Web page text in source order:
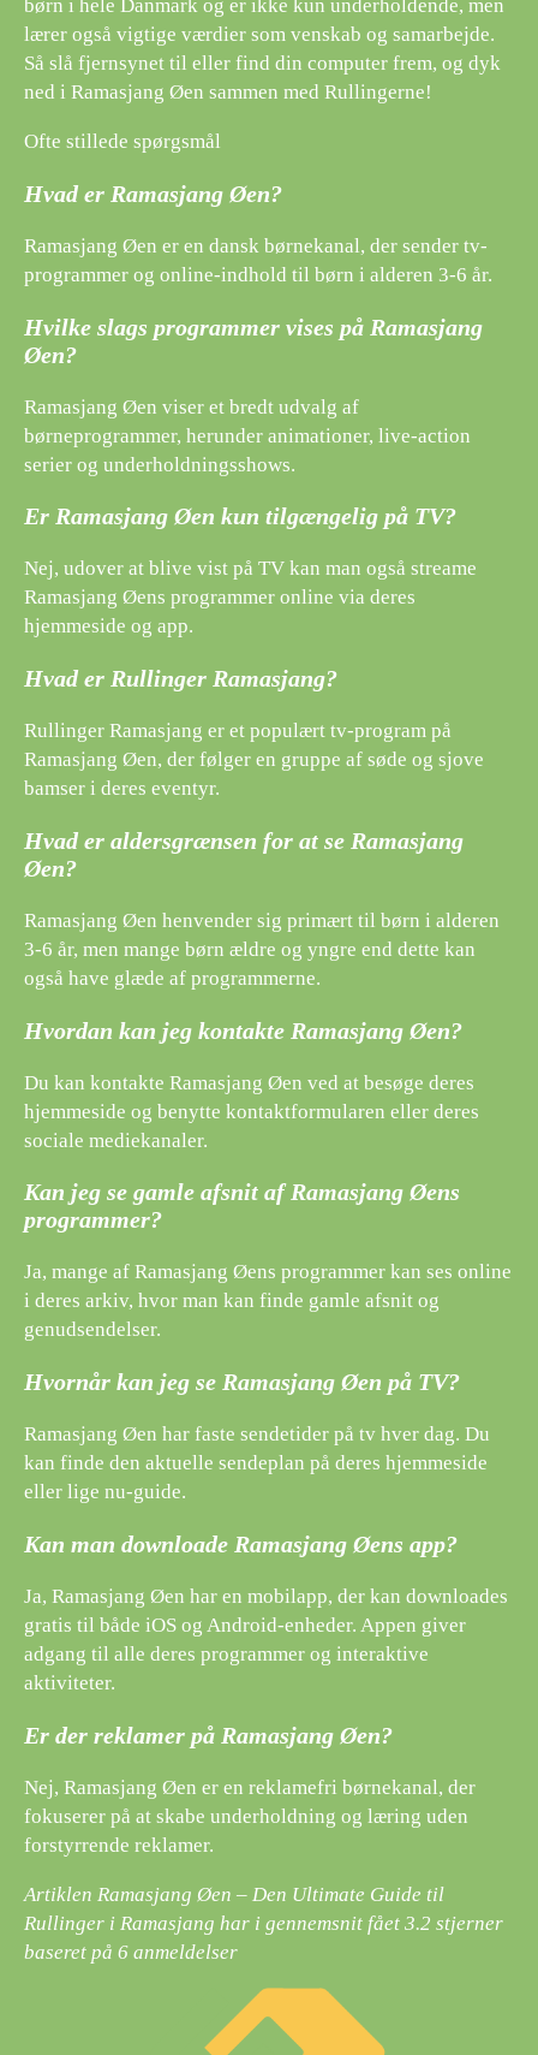
børn i hele Danmark og er ikke kun underholdende, men
lærer også vigtige værdier som venskab og samarbejde.
Så slå fjernsynet til eller find din computer frem, og dyk
ned i Ramasjang Øen sammen med Rullingerne!
Ofte stillede spørgsmål
Hvad er Ramasjang Øen?
Ramasjang Øen er en dansk børnekanal, der sender tv-
programmer og online-indhold til børn i alderen 3-6 år.
Hvilke slags programmer vises på Ramasjang
Øen?
Ramasjang Øen viser et bredt udvalg af
børneprogrammer, herunder animationer, live-action
serier og underholdningsshows.
Er Ramasjang Øen kun tilgængelig på TV?
Nej, udover at blive vist på TV kan man også streame
Ramasjang Øens programmer online via deres
hjemmeside og app.
Hvad er Rullinger Ramasjang?
Rullinger Ramasjang er et populært tv-program på
Ramasjang Øen, der følger en gruppe af søde og sjove
bamser i deres eventyr.
Hvad er aldersgrænsen for at se Ramasjang
Øen?
Ramasjang Øen henvender sig primært til børn i alderen
3-6 år, men mange børn ældre og yngre end dette kan
også have glæde af programmerne.
Hvordan kan jeg kontakte Ramasjang Øen?
Du kan kontakte Ramasjang Øen ved at besøge deres
hjemmeside og benytte kontaktformularen eller deres
sociale mediekanaler.
Kan jeg se gamle afsnit af Ramasjang Øens
programmer?
Ja, mange af Ramasjang Øens programmer kan ses online
i deres arkiv, hvor man kan finde gamle afsnit og
genudsendelser.
Hvornår kan jeg se Ramasjang Øen på TV?
Ramasjang Øen har faste sendetider på tv hver dag. Du
kan finde den aktuelle sendeplan på deres hjemmeside
eller lige nu-guide.
Kan man downloade Ramasjang Øens app?
Ja, Ramasjang Øen har en mobilapp, der kan downloades
gratis til både iOS og Android-enheder. Appen giver
adgang til alle deres programmer og interaktive
aktiviteter.
Er der reklamer på Ramasjang Øen?
Nej, Ramasjang Øen er en reklamefri børnekanal, der
fokuserer på at skabe underholdning og læring uden
forstyrrende reklamer.
Artiklen Ramasjang Øen – Den Ultimate Guide til
Rullinger i Ramasjang har i gennemsnit fået 3.2 stjerner
baseret på 6 anmeldelser